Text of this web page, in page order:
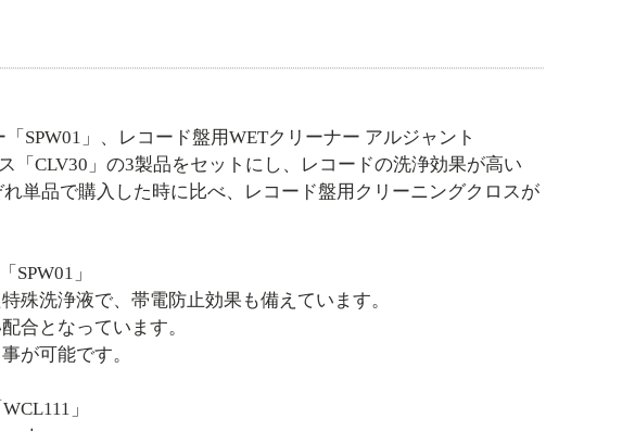
SPW01」、レコード盤用WETクリーナー アルジャント
「CLV30」の3製品をセットにし、レコードの洗浄効果が高い
単品で購入した時に比べ、レコード盤用クリーニングクロスが
」
殊洗浄液で、帯電防止効果も備えています。
合となっています。
が可能です。
」